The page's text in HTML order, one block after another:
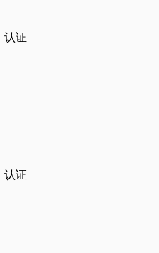
认证
认证